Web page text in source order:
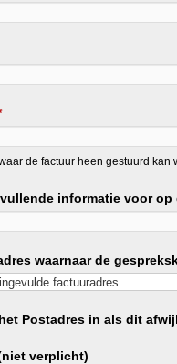
de factuur heen gestuurd kan
informatie voor op
waarnaar de
Postadres in als dit
verplicht)